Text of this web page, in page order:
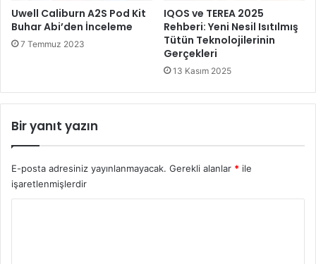
Uwell Caliburn A2S Pod Kit
Buhar Abi’den İnceleme
7 Temmuz 2023
IQOS ve TEREA 2025
Rehberi: Yeni Nesil Isıtılmış
Tütün Teknolojilerinin
Gerçekleri
13 Kasım 2025
Bir yanıt yazın
E-posta adresiniz yayınlanmayacak. Gerekli alanlar * ile
işaretlenmişlerdir